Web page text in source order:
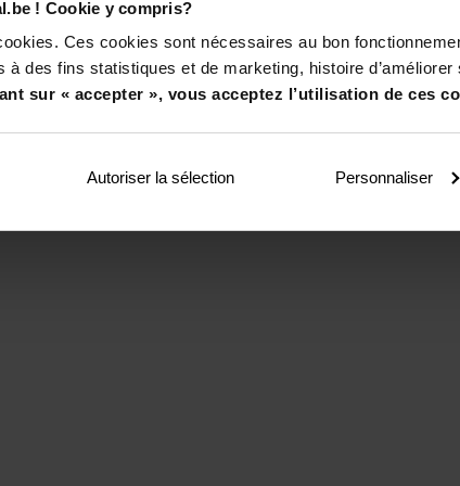
! Cookie y compris?
Ces cookies sont nécessaires au bon
à des fins statistiques et de marketing, histoire
sur « accepter », vous acceptez l’utilisation de ces
Autoriser la sélection Personnaliser